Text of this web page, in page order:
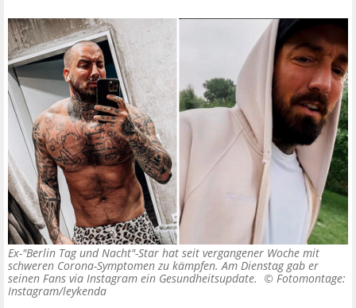
Ex-"Berlin Tag und Nacht"-Star hat seit vergangener Woche mit
schweren Corona-Symptomen zu kämpfen. Am Dienstag gab er
seinen Fans via Instagram ein Gesundheitsupdate. © Fotomontage:
Instagram/leykenda